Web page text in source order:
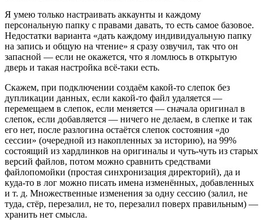
Я умею только настраивать аккаунты и каждому
персональную папку с правами давать, то есть самое базовое.
Недостатки варианта «дать каждому индивидуальную папку
на запись и общую на чтение» я сразу озвучил, так что он
запасной — если не окажется, что я ломлюсь в открытую
дверь и такая настройка всё-таки есть.
Скажем, при подключении создаём какой-то слепок без
дупликации данных, если какой-то файл удаляется —
перемещаем в слепок, если меняется — сначала оригинал в
слепок, если добавляется — ничего не делаем, в слепке и так
его нет, после разлогина остаётся слепок состояния «до
сессии» (очередной из накопленных за историю), на 99%
состоящий из хардлинков на оригиналы и чуть-чуть из старых
версий файлов, потом можно сравнить средствами
файлопомойки (простая синхронизация директорий), да и
куда-то в лог можно писать имена изменённых, добавленных
и т. д. Множественные изменения за одну сессию (залил, не
туда, стёр, перезалил, не то, перезалил поверх правильным) —
хранить нет смысла.